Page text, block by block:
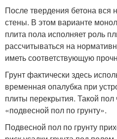
После твердения бетона вся
стены. В этом варианте
плита пола исполняет роль
рассчитываться на
иметь соответствующую
Грунт фактически здесь
временная опалубка при
плиты перекрытия. Такой
«подвесной пол по грунту».
Подвесной пол по грунту